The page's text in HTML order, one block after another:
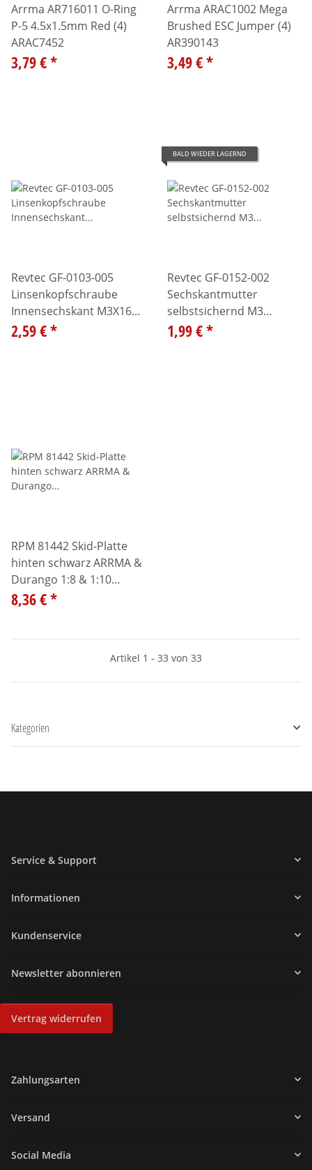
Arrma AR716011 O-Ring
P-5 4.5x1.5mm Red (4)
ARAC7452
3,79 €*
Arrma ARAC1002 Mega
Brushed ESC Jumper (4)
AR390143
3,49 €*
Revtec GF-0103-005
Linsenkopfschraube
Innensechskant M3X16
Stahl 10St
2,59 €*
BALD WIEDER LAGERND
Revtec GF-0152-002
Sechskantmutter
selbstsichernd M3
galvan. Stahl (10)
1,99 €*
RPM 81442 Skid-Platte
hinten schwarz ARRMA &
Durango 1:8 & 1:10
Modelle
8,36 €*
Artikel 1 - 33 von 33
Kategorien
Service & Support
Informationen
Kundenservice
Newsletter abonnieren
Vertrag widerrufen
Zahlungsarten
Versand
Social Media